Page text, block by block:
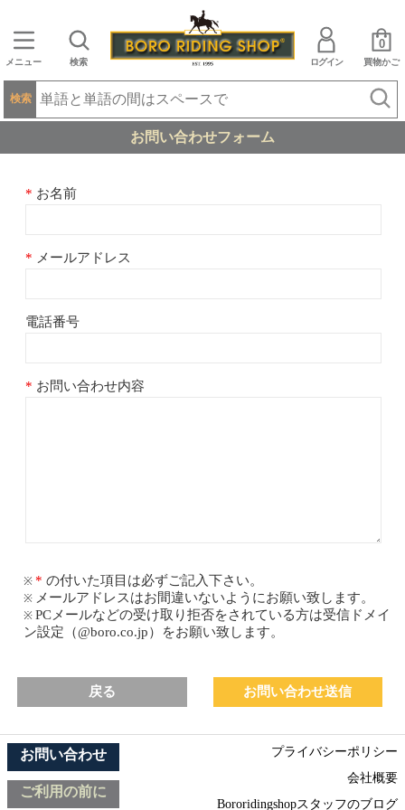
メニュー 検索 ログイン 買物かご
0
検索
お問い合わせフォーム
お名前
メールアドレス
電話番号
お問い合わせ内容
の付いた項目は必ずご記入下さい。
メールアドレスはお間違いないようにお願い致します。
PCメールなどの受け取り拒否をされている方は受信ドメイ
ン設定（@boro.co.jp）をお願い致します。
戻る
お問い合わせ
ご利用の前に
プライバシーポリシー
会社概要
Bororidingshopスタッフのブログ